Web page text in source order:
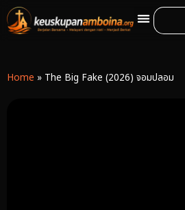
Home » The Big Fake (2026) จอมปลอม